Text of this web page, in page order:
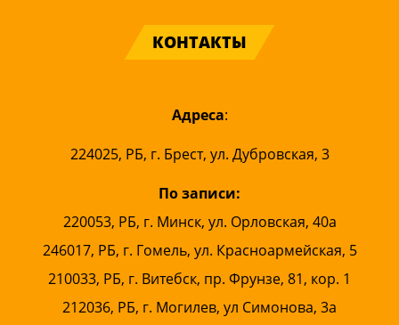
КОНТАКТЫ
Адреса:
224025, РБ, г. Брест, ул. Дубровская, 3
По записи:
220053, РБ, г. Минск, ул. Орловская, 40а
246017, РБ, г. Гомель, ул. Красноармейская, 5
210033, РБ, г. Витебск, пр. Фрунзе, 81, кор. 1
212036, РБ, г. Могилев, ул Симонова, 3а